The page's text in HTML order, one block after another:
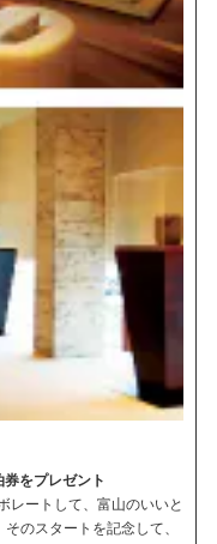
をプレゼント
ートして、富山のいいと
のスタートを記念して、